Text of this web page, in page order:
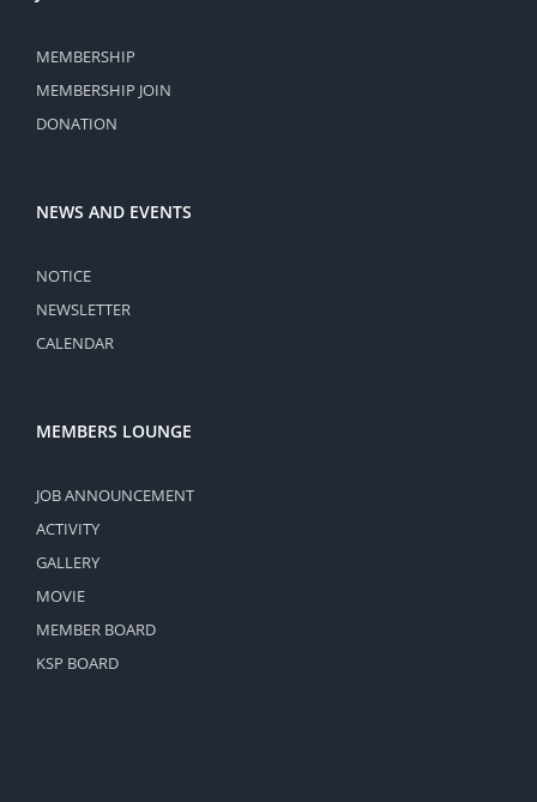
MEMBERSHIP
MEMBERSHIP JOIN
DONATION
NEWS AND EVENTS
NOTICE
NEWSLETTER
CALENDAR
MEMBERS LOUNGE
JOB ANNOUNCEMENT
ACTIVITY
GALLERY
MOVIE
MEMBER BOARD
KSP BOARD